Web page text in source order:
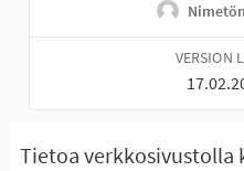
Tietoa verkkosivustolla
VERSION